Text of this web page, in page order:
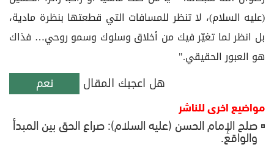
(عليه السلام)، لا تنظر للمسافات التي قطعتها بنظرة مادية،
بل انظر لما تغيّر فيك من أخلاق وسلوك وسمو روحي… فذاك
هو العبور الحقيقي."
نعم هل اعجبك المقال
مواضيع اخرى للناشر
صلح الإمام الحسن (عليه السلام): صراع الحق بين المبدأ
والواقع.